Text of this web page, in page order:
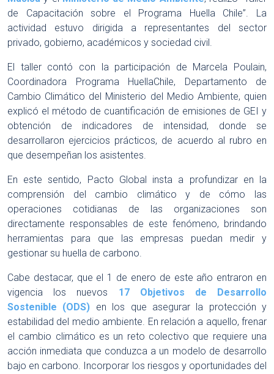
de Capacitación sobre el Programa Huella Chile”. La
actividad estuvo dirigida a representantes del sector
privado, gobierno, académicos y sociedad civil.
El taller contó con la participación de Marcela Poulain,
Coordinadora Programa HuellaChile, Departamento de
Cambio Climático del Ministerio del Medio Ambiente, quien
explicó el método de cuantificación de emisiones de GEI y
obtención de indicadores de intensidad, donde se
desarrollaron ejercicios prácticos, de acuerdo al rubro en
que desempeñan los asistentes.
En este sentido, Pacto Global insta a profundizar en la
comprensión del cambio climático y de cómo las
operaciones cotidianas de las organizaciones son
directamente responsables de este fenómeno, brindando
herramientas para que las empresas puedan medir y
gestionar su huella de carbono.
Cabe destacar, que el 1 de enero de este año entraron en
vigencia los nuevos 17 Objetivos de Desarrollo
Sostenible (ODS) en los que asegurar la protección y
estabilidad del medio ambiente. En relación a aquello, frenar
el cambio climático es un reto colectivo que requiere una
acción inmediata que conduzca a un modelo de desarrollo
bajo en carbono. Incorporar los riesgos y oportunidades del